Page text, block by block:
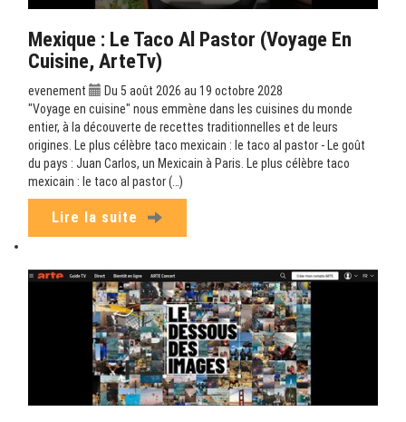
Mexique : Le Taco Al Pastor (Voyage En
Cuisine, ArteTv)
evenement
Du 5 août 2026 au 19 octobre 2028
"Voyage en cuisine" nous emmène dans les cuisines du monde
entier, à la découverte de recettes traditionnelles et de leurs
origines. Le plus célèbre taco mexicain : le taco al pastor - Le goût
du pays : Juan Carlos, un Mexicain à Paris. Le plus célèbre taco
mexicain : le taco al pastor (…)
Lire la suite